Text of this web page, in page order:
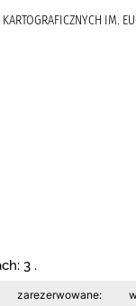
IM.
3 .
zarezerwowane: